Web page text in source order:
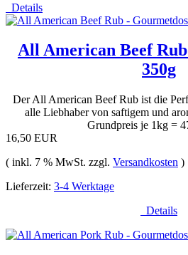
Details
All American Beef
350g
Der All American Beef Rub ist die
alle Liebhaber von saftigem und
Grundpreis je 1kg =
16,50 EUR
( inkl. 7 % MwSt. zzgl. Versandkosten )
Lieferzeit: 3-4 Werktage
Details